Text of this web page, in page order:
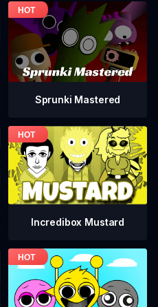
Sprunki Mastered
Incredibox Mustard